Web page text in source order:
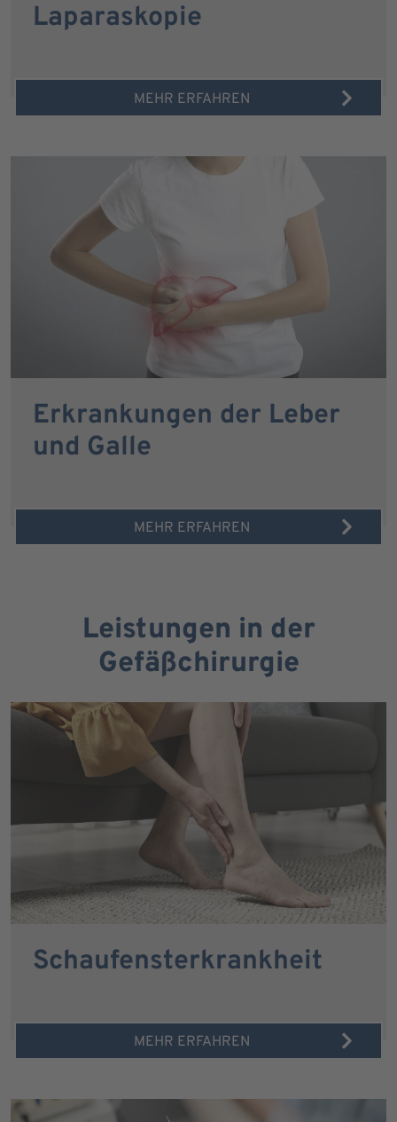
Laparaskopie
MEHR ERFAHREN
Erkrankungen der Leber
und Galle
MEHR ERFAHREN
Leistungen in der
Gefäßchirurgie
Schaufensterkrankheit
MEHR ERFAHREN